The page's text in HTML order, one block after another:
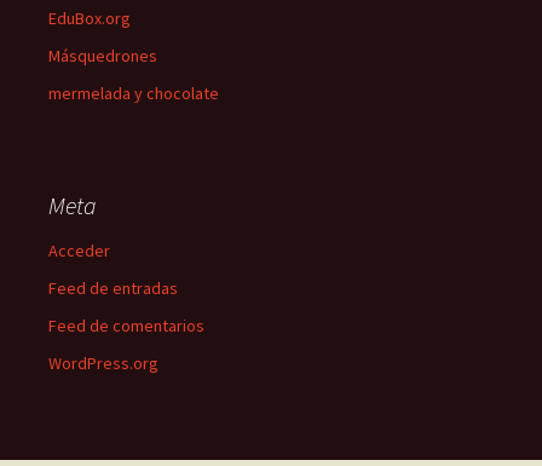
EduBox.org
Másquedrones
mermelada y chocolate
Meta
Acceder
Feed de entradas
Feed de comentarios
WordPress.org